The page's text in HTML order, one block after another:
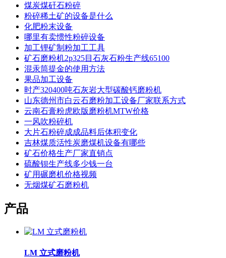
煤炭煤矸石粉碎
粉碎稀土矿的设备是什么
化肥粉末设备
哪里有卖惯性粉碎设备
加工锂矿制粉加工工具
矿石磨粉机2p325目石灰石粉生产线65100
混汞筒提金的使用方法
果品加工设备
时产320400吨石灰岩大型碳酸钙磨粉机
山东德州市白云石磨粉加工设备厂家联系方式
云南石膏粉虎欧版磨粉机MTW价格
一风吹粉碎机
大片石粉碎成成品料后体积变化
吉林煤质活性炭磨煤机设备有哪些
矿石价格生产厂家直销点
硫酸钡生产线多少钱一台
矿用碾磨机价格视频
无烟煤矿石磨粉机
产品
LM 立式磨粉机